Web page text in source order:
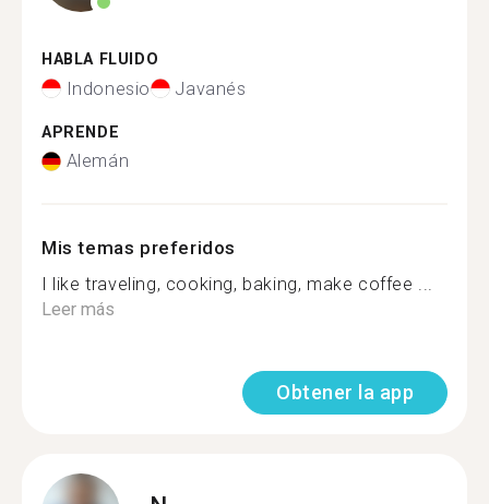
HABLA FLUIDO
Indonesio Javanés
APRENDE
Alemán
Mis temas preferidos
I like traveling, cooking, baking, make coffee ...
Leer más
Obtener la app